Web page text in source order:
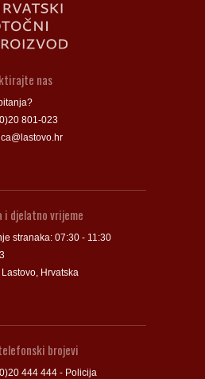
nas
801-023
i djelatno vrijeme
stranaka: 07:30 - 11:30
Hrvatska
brojevi
444 444 - Policija